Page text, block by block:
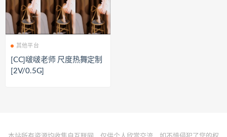
其他平台
[CC]啵啵老师 尺度热舞定制
[2V/0.5G]